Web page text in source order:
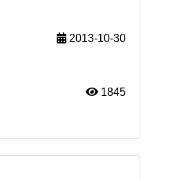
2013-10-30
1845